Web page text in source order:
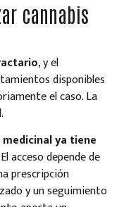
cannabis
, y el
disponibles
el caso. La
ya tiene
acceso depende de
prescripción
y un seguimiento